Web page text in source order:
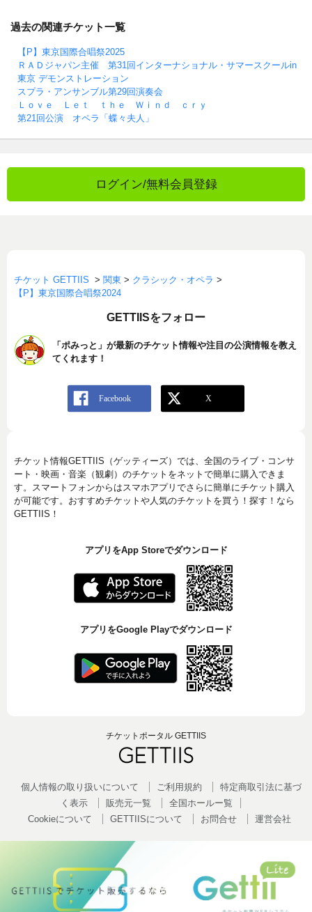
過去の関連チケット一覧
【P】東京国際合唱祭2025
ＲＡＤジャパン主催 第31回インターナショナル・サマースクールin
東京 デモンストレーション
スプラ・アンサンブル第29回演奏会
Ｌｏｖｅ Ｌｅｔ ｔｈｅ Ｗｉｎｄ ｃｒｙ
第21回公演 オペラ「蝶々夫人」
ログイン/無料会員登録
チケット GETTIIS > 関東 > クラシック・オペラ >
【P】東京国際合唱祭2024
GETTIISをフォロー
「ポみっと」が最新のチケット情報や注目の公演情報を教え
てくれます！
チケット情報GETTIIS（ゲッティーズ）では、全国のライブ・コンサ
ート・映画・音楽（観劇）のチケットをネットで簡単に購入できま
す。スマートフォンからはスマホアプリでさらに簡単にチケット購入
が可能です。おすすめチケットや人気のチケットを買う！探す！なら
GETTIIS！
アプリをApp Storeでダウンロード
アプリをGoogle Playでダウンロード
チケットポータル GETTIIS
個人情報の取り扱いについて ご利用規約
特定商取引法に基づ
く表示
販売元一覧
全国ホールー覧
Cookieについて
GETTIISについて お問合せ 運営会社